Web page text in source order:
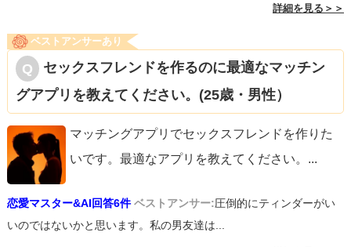
詳細を見る＞＞
ベストアンサーあり
セックスフレンドを作るのに最適なマッチン
グアプリを教えてください。(25歳・男性）
マッチングアプリでセックスフレンドを作りた
いです。最適なアプリを教えてください。 ...
恋愛マスター&AI回答6件 ベストアンサー:圧倒的にティンダーがい
いのではないかと思います。私の男友達は...